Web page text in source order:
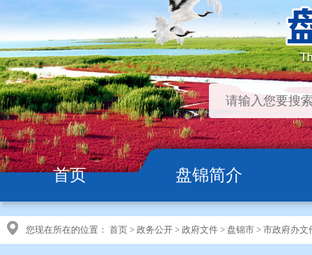
首页 盘锦简介
您现在所在的位置： 首页 > 政务公开 > 政府文件 > 盘锦市 > 市政府办文